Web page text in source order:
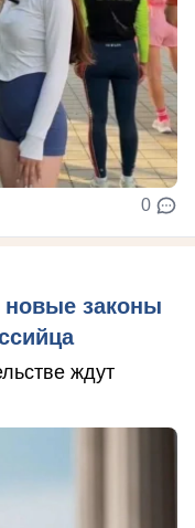
0
новые законы
ждут